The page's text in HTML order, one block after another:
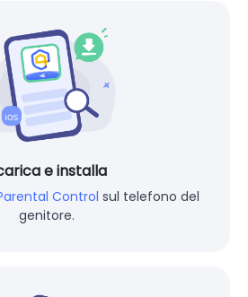
e installa
Control sul telefono del
genitore.